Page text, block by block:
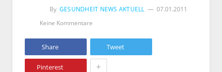
By GESUNDHEIT NEWS AKTUELL
07.01.2011
Keine Kommentare
Share Tweet
Pinterest +